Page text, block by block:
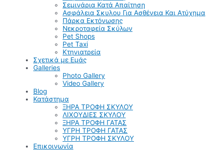
Σεμινάρια Κατά Απαίτηση
Ασφάλεια Σκυλου Για Ασθένεια Και Ατύχημα
Πάρκα Εκτόνωσης
Νεκροταφεία Σκύλων
Pet Shops
Pet Taxi
Κτηνιατρεία
Σχετικά με Εμάς
Galleries
Photo Gallery
Video Gallery
Blog
Κατάστημα
ΞΗΡΑ ΤΡΟΦΗ ΣΚΥΛΟΥ
ΛΙΧΟΥΔΙΕΣ ΣΚΥΛΟΥ
ΞΗΡΑ ΤΡΟΦΗ ΓΑΤΑΣ
ΥΓΡΗ ΤΡΟΦΗ ΓΑΤΑΣ
ΥΓΡΗ ΤΡΟΦΗ ΣΚΥΛΟΥ
Επικοινωνία